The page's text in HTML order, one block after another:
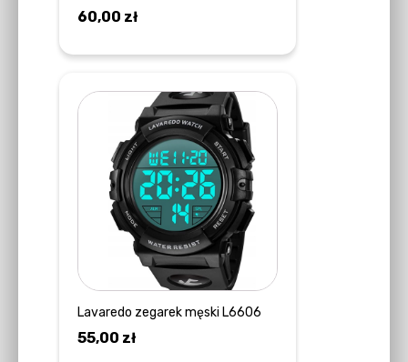
60,00 zł
Lavaredo zegarek męski L6606
55,00 zł